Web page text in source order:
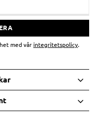
med vår integritetspolicy.